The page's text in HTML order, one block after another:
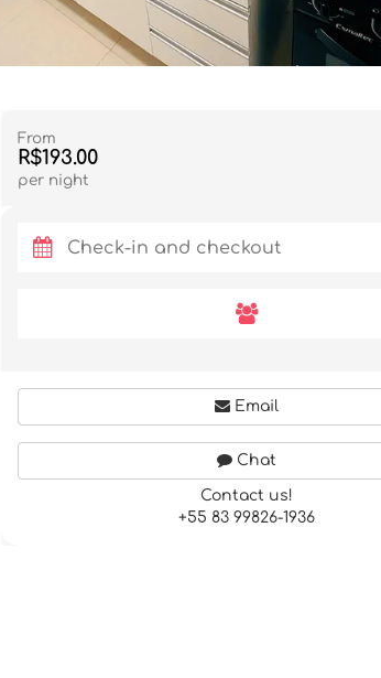
From
R$193.00
per night
Email
Chat
Contact us!
+55 83 99826-1936